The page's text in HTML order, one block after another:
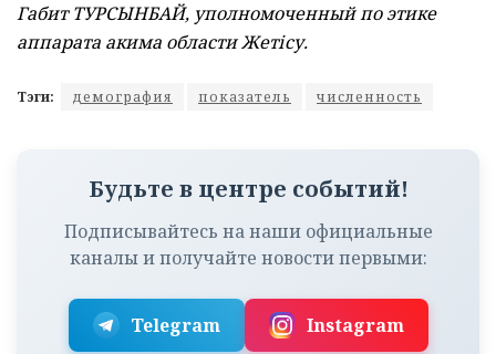
Габит ТУРСЫНБАЙ, уполномоченный по этике
аппарата акима области Жетісу.
Тэги: демография показатель численность
Будьте в центре событий!
Подписывайтесь на наши официальные
каналы и получайте новости первыми:
Telegram Instagram